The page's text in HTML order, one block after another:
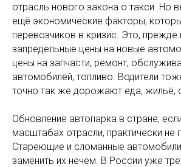
отрасль нового закона о такси. Но
ещё экономические факторы,
перевозчиков в кризис. Это, прежде
запредельные цены на новые
цены на запчасти, ремонт,
автомобилей, топливо. Водители
точно так же дорожают еда, жильё,
Обновление автопарка в стране,
масштабах отрасли, практически не
Стареющие и сломанные
заменить их нечем. В России уже